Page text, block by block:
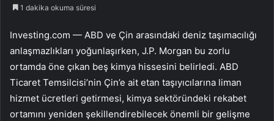
1 dakika okuma süresi
Investing.com — ABD ve Çin arasındaki deniz taşımacılığı
anlaşmazlıkları yoğunlaşırken, J.P. Morgan bu zorlu
ortamda öne çıkan beş kimya hissesini belirledi. ABD
Ticaret Temsilcisi’nin Çin’e ait etan taşıyıcılarına liman
hizmet ücretleri getirmesi, kimya sektöründeki rekabet
ortamını yeniden şekillendirebilecek önemli bir gelişme